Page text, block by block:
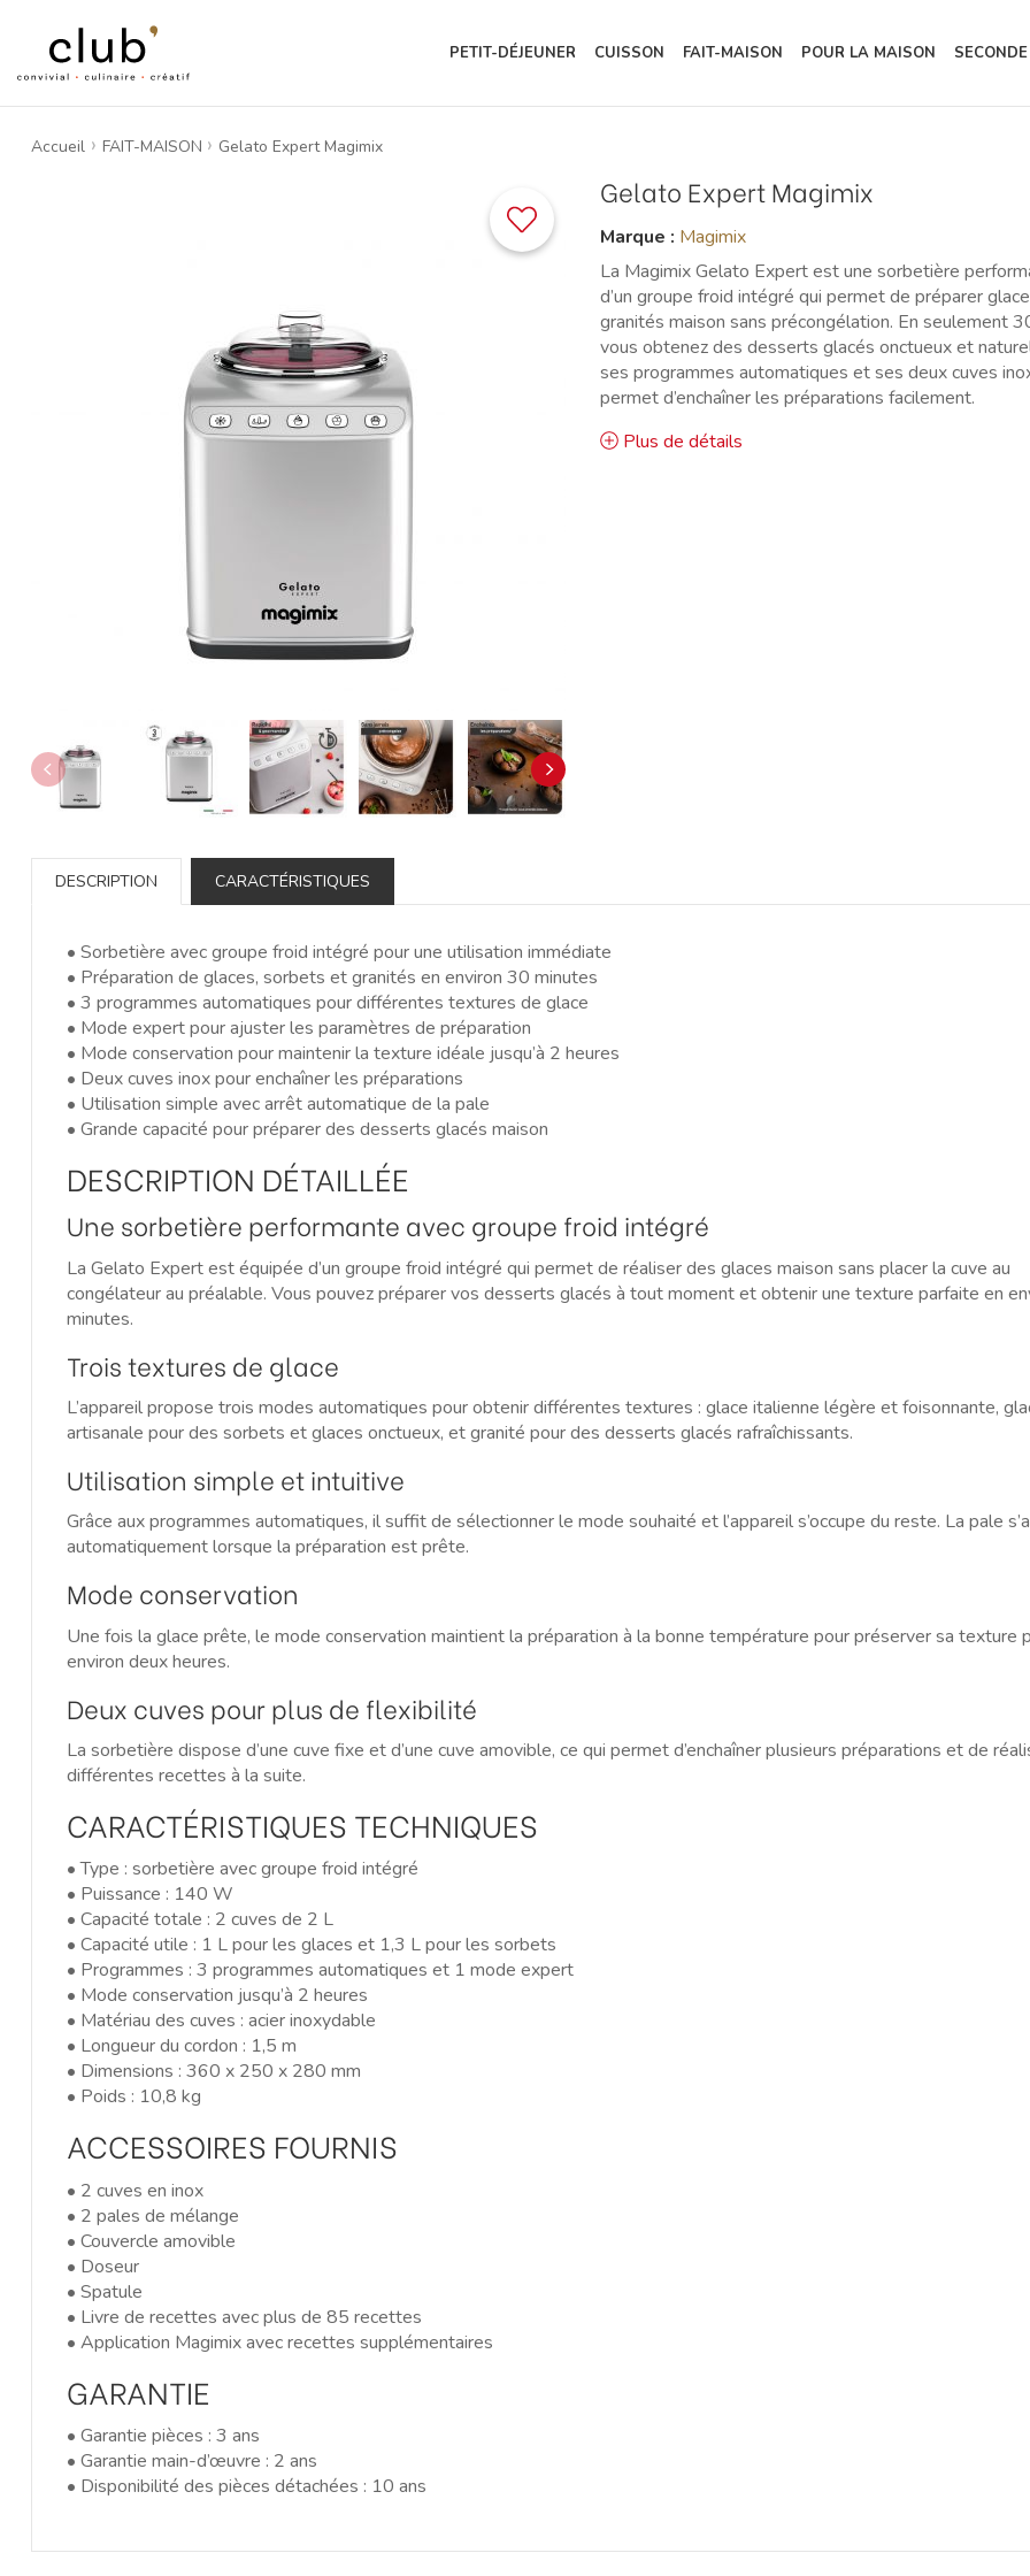
PETIT-DÉJEUNER CUISSON FAIT-MAISON POUR LA MAISON
Accueil FAIT-MAISON Gelato Expert Magimix
Gelato Expert Magimix
Marque : Magimix
La Magimix Gelato Expert est une sorbetière
d’un groupe froid intégré qui permet de préparer
granités maison sans précongélation. En seulement
vous obtenez des desserts glacés onctueux et
ses programmes automatiques et ses deux cuves
permet d’enchaîner les préparations facilement.
Plus de détails
DESCRIPTION CARACTÉRISTIQUES
• Sorbetière avec groupe froid intégré pour une utilisation immédiate
• Préparation de glaces, sorbets et granités en environ 30 minutes
• 3 programmes automatiques pour différentes textures de glace
• Mode expert pour ajuster les paramètres de préparation
• Mode conservation pour maintenir la texture idéale jusqu’à 2 heures
• Deux cuves inox pour enchaîner les préparations
• Utilisation simple avec arrêt automatique de la pale
• Grande capacité pour préparer des desserts glacés maison
DESCRIPTION DÉTAILLÉE
Une sorbetière performante avec groupe froid intégré
La Gelato Expert est équipée d’un groupe froid intégré qui permet de réaliser des glaces maison sans placer la cuve au
congélateur au préalable. Vous pouvez préparer vos desserts glacés à tout moment et obtenir une texture parfaite en
minutes.
Trois textures de glace
L’appareil propose trois modes automatiques pour obtenir différentes textures : glace italienne légère et foisonnante,
artisanale pour des sorbets et glaces onctueux, et granité pour des desserts glacés rafraîchissants.
Utilisation simple et intuitive
Grâce aux programmes automatiques, il suffit de sélectionner le mode souhaité et l’appareil s’occupe du reste. La pale
automatiquement lorsque la préparation est prête.
Mode conservation
Une fois la glace prête, le mode conservation maintient la préparation à la bonne température pour préserver sa texture
environ deux heures.
Deux cuves pour plus de flexibilité
La sorbetière dispose d’une cuve fixe et d’une cuve amovible, ce qui permet d’enchaîner plusieurs préparations et de
différentes recettes à la suite.
CARACTÉRISTIQUES TECHNIQUES
• Type : sorbetière avec groupe froid intégré
• Puissance : 140 W
• Capacité totale : 2 cuves de 2 L
• Capacité utile : 1 L pour les glaces et 1,3 L pour les sorbets
• Programmes : 3 programmes automatiques et 1 mode expert
• Mode conservation jusqu’à 2 heures
• Matériau des cuves : acier inoxydable
• Longueur du cordon : 1,5 m
• Dimensions : 360 x 250 x 280 mm
• Poids : 10,8 kg
ACCESSOIRES FOURNIS
• 2 cuves en inox
• 2 pales de mélange
• Couvercle amovible
• Doseur
• Spatule
• Livre de recettes avec plus de 85 recettes
• Application Magimix avec recettes supplémentaires
GARANTIE
• Garantie pièces : 3 ans
• Garantie main-d’œuvre : 2 ans
• Disponibilité des pièces détachées : 10 ans